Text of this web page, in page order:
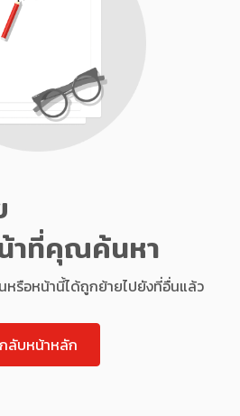
าที่คุณค้นหา
รือหน้านี้ได้ถูกย้ายไปยังที่อื่นแล้ว
กลับหน้าหลัก